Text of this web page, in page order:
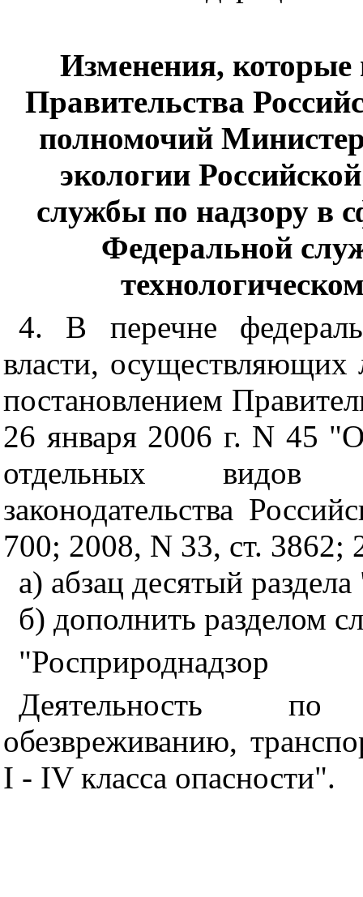
Изменения, которые
Правительства
полномочий
экологии
службы по надзору в
Федеральной
4. В перечне
власти, осуществляющих
постановлением
26 января 2006 г. N 45
отдельных видов
законодательства
700; 2008, N 33, ст. 3862;
а) абзац десятый
б) дополнить разделом
"Росприроднадзор
Деятельность по
обезвреживанию,
I - IV класса опасности".